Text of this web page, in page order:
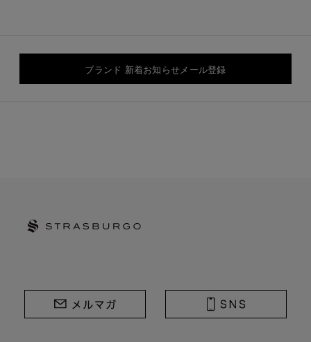
ブランド 新着お知らせメール登録